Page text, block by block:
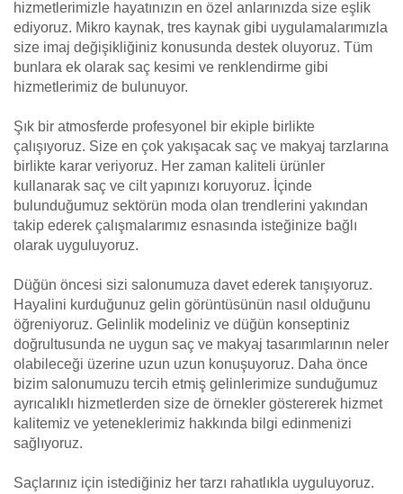
hizmetlerimizle hayatınızın en özel anlarınızda size eşlik
ediyoruz. Mikro kaynak, tres kaynak gibi uygulamalarımızla
size imaj değişikliğiniz konusunda destek oluyoruz. Tüm
bunlara ek olarak saç kesimi ve renklendirme gibi
hizmetlerimiz de bulunuyor.
Şık bir atmosferde profesyonel bir ekiple birlikte
çalışıyoruz. Size en çok yakışacak saç ve makyaj tarzlarına
birlikte karar veriyoruz. Her zaman kaliteli ürünler
kullanarak saç ve cilt yapınızı koruyoruz. İçinde
bulunduğumuz sektörün moda olan trendlerini yakından
takip ederek çalışmalarımız esnasında isteğinize bağlı
olarak uyguluyoruz.
Düğün öncesi sizi salonumuza davet ederek tanışıyoruz.
Hayalini kurduğunuz gelin görüntüsünün nasıl olduğunu
öğreniyoruz. Gelinlik modeliniz ve düğün konseptiniz
doğrultusunda ne uygun saç ve makyaj tasarımlarının neler
olabileceği üzerine uzun uzun konuşuyoruz. Daha önce
bizim salonumuzu tercih etmiş gelinlerimize sunduğumuz
ayrıcalıklı hizmetlerden size de örnekler göstererek hizmet
kalitemiz ve yeteneklerimiz hakkında bilgi edinmenizi
sağlıyoruz.
Saçlarınız için istediğiniz her tarzı rahatlıkla uyguluyoruz.